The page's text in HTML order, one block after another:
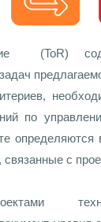
(ToR)
по
определяются
с